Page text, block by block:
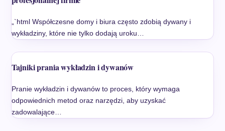
„`html Współczesne domy i biura często zdobią dywany i
wykładziny, które nie tylko dodają uroku…
Tajniki prania wykładzin i dywanów
Pranie wykładzin i dywanów to proces, który wymaga
odpowiednich metod oraz narzędzi, aby uzyskać
zadowalające…